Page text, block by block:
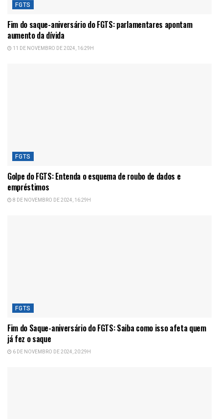
FGTS
Fim do saque-aniversário do FGTS: parlamentares apontam
aumento da dívida
11 DE NOVEMBRO DE 2024, 16:29H
FGTS
Golpe do FGTS: Entenda o esquema de roubo de dados e
empréstimos
8 DE NOVEMBRO DE 2024, 16:29H
FGTS
Fim do Saque-aniversário do FGTS: Saiba como isso afeta quem
já fez o saque
6 DE NOVEMBRO DE 2024, 20:29H